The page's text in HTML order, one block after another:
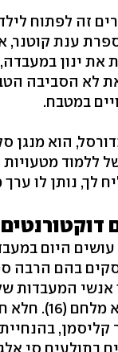
זה לפתוח
ענת קוטנר,
את ינון
לא הסביבה
במטבח.
הוא מנגן
ללמוד מטעויות
לך, נותן לו
דוקטורנטים
היום
בהם הרבה
אנשי המעבדות
התאומות חלא